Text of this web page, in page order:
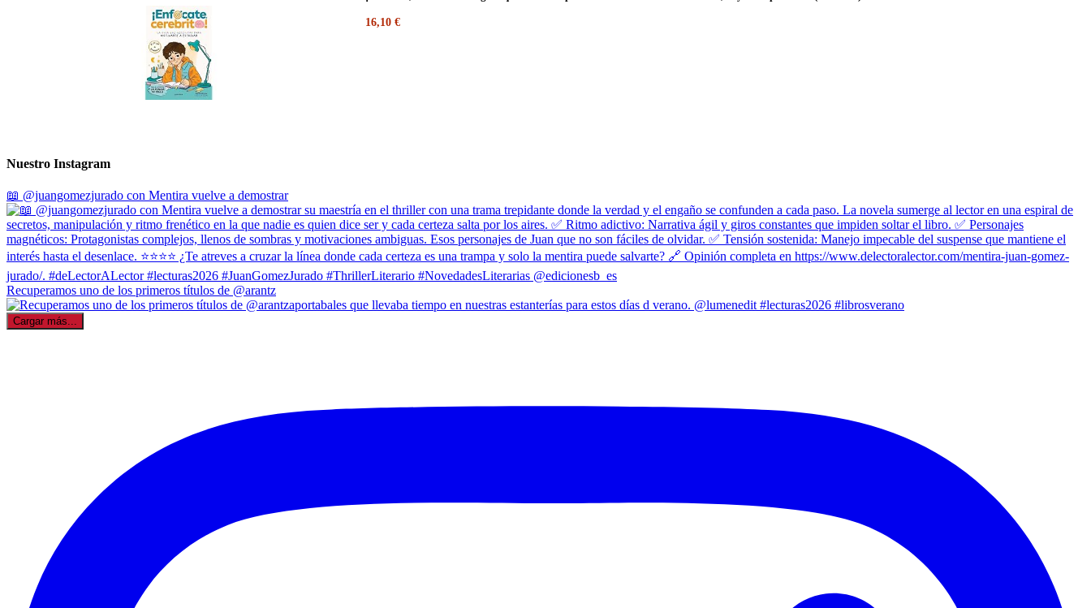
16,10 €
Nuestro Instagram
📖 @juangomezjurado con Mentira vuelve a demostrar
Recuperamos uno de los primeros títulos de @arantz
Cargar más...